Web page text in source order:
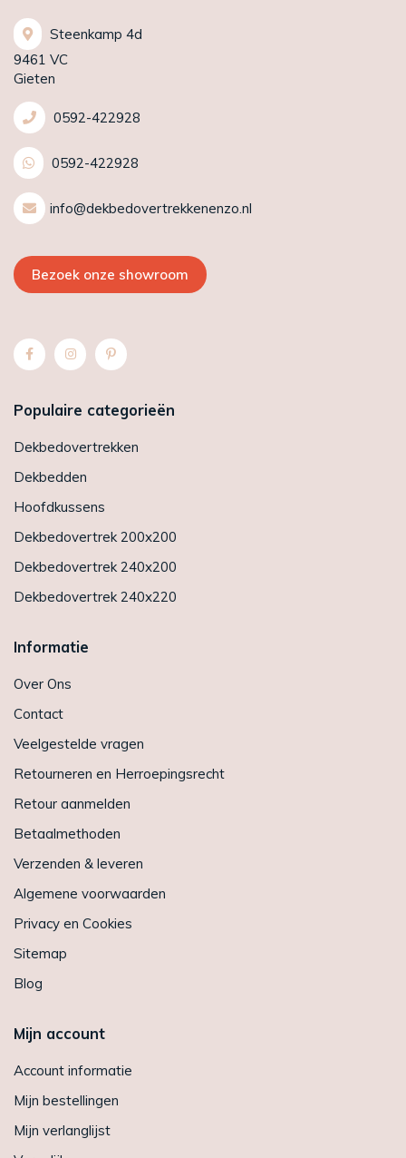
Steenkamp 4d
9461 VC
Gieten
0592-422928
0592-422928
info@dekbedovertrekkenenzo.nl
Bezoek onze showroom
Populaire categorieën
Dekbedovertrekken
Dekbedden
Hoofdkussens
Dekbedovertrek 200x200
Dekbedovertrek 240x200
Dekbedovertrek 240x220
Informatie
Over Ons
Contact
Veelgestelde vragen
Retourneren en Herroepingsrecht
Retour aanmelden
Betaalmethoden
Verzenden & leveren
Algemene voorwaarden
Privacy en Cookies
Sitemap
Blog
Mijn account
Account informatie
Mijn bestellingen
Mijn verlanglijst